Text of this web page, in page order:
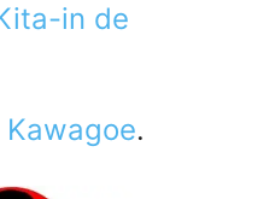
in de
.